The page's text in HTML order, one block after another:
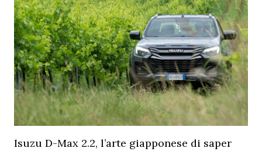
Isuzu D-Max 2.2, l’arte giapponese di saper